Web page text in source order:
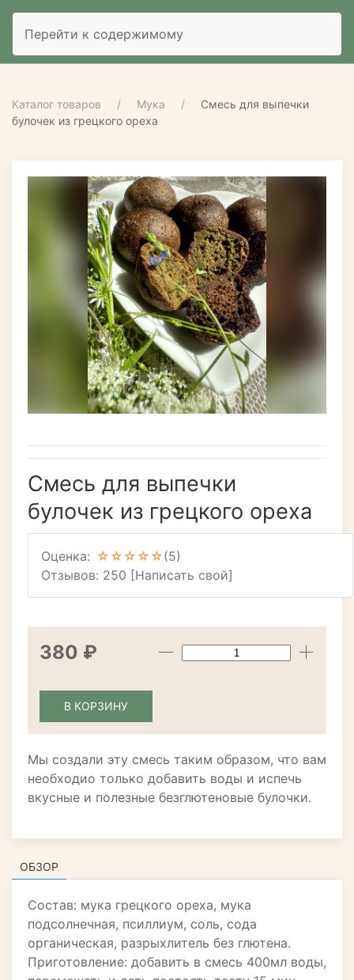
Перейти к содержимому
Каталог товаров Мука
Смесь для выпечки
булочек из грецкого ореха
Смесь для выпечки
булочек из грецкого ореха
Оценка:
(5)
Отзывов: 250 [Написать свой]
380 ₽
В КОРЗИНУ
Мы создали эту смесь таким образом, что вам
необходио только добавить воды и испечь
вкусные и полезные безглютеновые булочки.
ОБЗОР
Состав: мука грецкого ореха, мука
подсолнечная, псиллиум, соль, сода
органическая, разрыхлитель без глютена.
Приготовление: добавить в смесь 400мл воды,